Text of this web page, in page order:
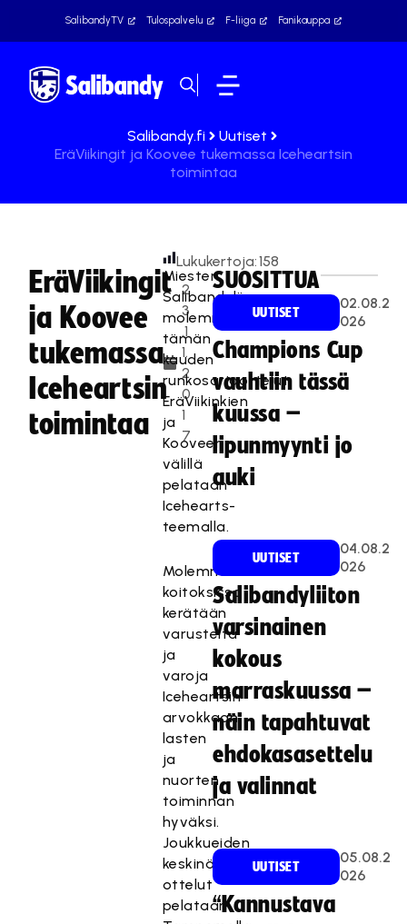
SalibandyTV Tulospalvelu F-liiga Fanikauppa
Salibandy.fi
Uutiset
EräViikingit ja Koovee tukemassa Iceheartsin
toimintaa
EräViikingit
ja Koovee
tukemassa
Iceheartsin
toimintaa
2
3
.1
1.
2
0
1
7
Lukukertoja:158
Miesten
Salibandyliigan
molemmat
tämän
kauden
runkosarjaottelut
EräViikinkien
ja
Kooveen
välillä
pelataan
Icehearts-
teemalla.
Molemmissa
koitoksissa
kerätään
varusteita
ja
varoja
Iceheartsin
arvokkaan
lasten
ja
nuorten
toiminnan
hyväksi.
Joukkueiden
keskinäiset
ottelut
pelataan
SUOSITTUA
UUTISET
02.08.2
026
Champions Cup
vauhtiin tässä
kuussa –
lipunmyynti jo
auki
UUTISET
04.08.2
026
Salibandyliiton
varsinainen
kokous
marraskuussa –
näin tapahtuvat
ehdokasasettelu
ja valinnat
UUTISET
05.08.2
026
“Kannustava